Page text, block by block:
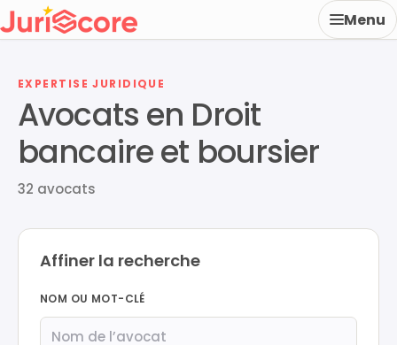
Menu
EXPERTISE JURIDIQUE
Avocats en Droit
bancaire et boursier
32 avocats
Affiner la recherche
NOM OU MOT-CLÉ